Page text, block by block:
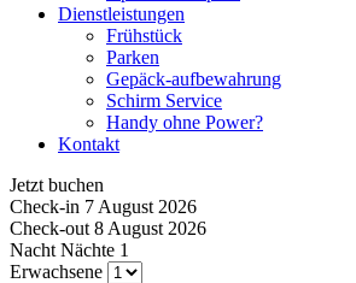
Dienstleistungen
Frühstück
Parken
Gepäck-aufbewahrung
Schirm Service
Handy ohne Power?
Kontakt
Jetzt buchen
Check-in 7 August 2026
Check-out 8 August 2026
Nacht Nächte 1
Erwachsene